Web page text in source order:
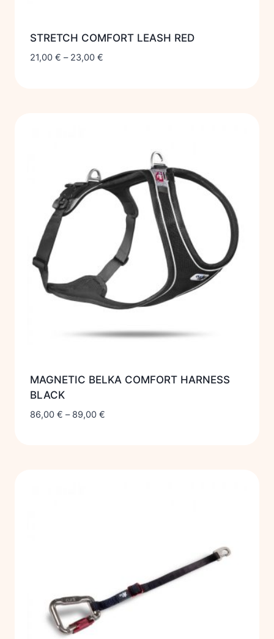
STRETCH COMFORT LEASH RED
21,00 € – 23,00 €
MAGNETIC BELKA COMFORT HARNESS
BLACK
86,00 € – 89,00 €